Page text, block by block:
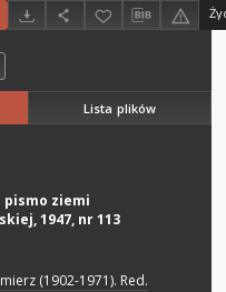
Lista plików
pismo ziemi
1947, nr 113
(1902-1971). Red.